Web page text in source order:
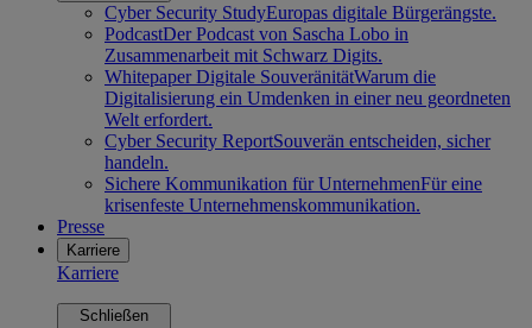
Cyber Security StudyEuropas digitale Bürgerängste.
PodcastDer Podcast von Sascha Lobo in
Zusammenarbeit mit Schwarz Digits.
Whitepaper Digitale SouveränitätWarum die
Digitalisierung ein Umdenken in einer neu geordneten
Welt erfordert.
Cyber Security ReportSouverän entscheiden, sicher
handeln.
Sichere Kommunikation für UnternehmenFür eine
krisenfeste Unternehmenskommunikation.
Presse
Karriere
Karriere
Schließen